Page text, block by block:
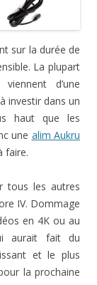
sur la durée de
La plupart
d’une
investir dans un
haut que les
une alim Aukru
faire.
tous les autres
IV. Dommage
en 4K ou au
aurait fait du
et le plus
la prochaine